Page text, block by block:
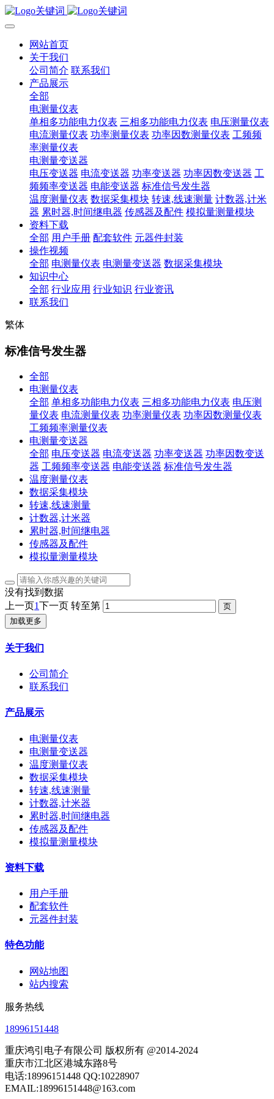
网站首页
关于我们
公司简介 联系我们
产品展示
全部
电测量仪表
单相多功能电力仪表 三相多功能电力仪表 电压测量仪表
电流测量仪表 功率测量仪表 功率因数测量仪表 工频频
率测量仪表
电测量变送器
电压变送器 电流变送器 功率变送器 功率因数变送器 工
频频率变送器 电能变送器 标准信号发生器
温度测量仪表 数据采集模块 转速,线速测量 计数器,计米
器 累时器,时间继电器 传感器及配件 模拟量测量模块
资料下载
全部 用户手册 配套软件 元器件封装
操作视频
全部 电测量仪表 电测量变送器 数据采集模块
知识中心
全部 行业应用 行业知识 行业资讯
联系我们
繁体
标准信号发生器
全部
电测量仪表
全部 单相多功能电力仪表 三相多功能电力仪表 电压测
量仪表 电流测量仪表 功率测量仪表 功率因数测量仪表
工频频率测量仪表
电测量变送器
全部 电压变送器 电流变送器 功率变送器 功率因数变送
器 工频频率变送器 电能变送器 标准信号发生器
温度测量仪表
数据采集模块
转速,线速测量
计数器,计米器
累时器,时间继电器
传感器及配件
模拟量测量模块
没有找到数据
上一页1下一页 转至第
加载更多
关于我们
公司简介
联系我们
产品展示
电测量仪表
电测量变送器
温度测量仪表
数据采集模块
转速,线速测量
计数器,计米器
累时器,时间继电器
传感器及配件
模拟量测量模块
资料下载
用户手册
配套软件
元器件封装
特色功能
网站地图
站内搜索
服务热线
18996151448
重庆鸿引电子有限公司 版权所有 @2014-2024
重庆市江北区港城东路8号
电话:18996151448 QQ:10228907
EMAIL:18996151448@163.com